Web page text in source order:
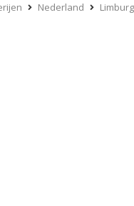
Nederland Limburg